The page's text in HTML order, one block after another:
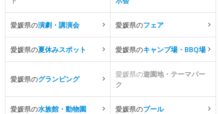
愛媛県の演劇・講演会 愛媛県のフェア
愛媛県の夏休みスポット 愛媛県のキャンプ場・BBQ場
愛媛県のグランピング
愛媛県の遊園地・テーマパー
ク
愛媛県の水族館・動物園 愛媛県のプール